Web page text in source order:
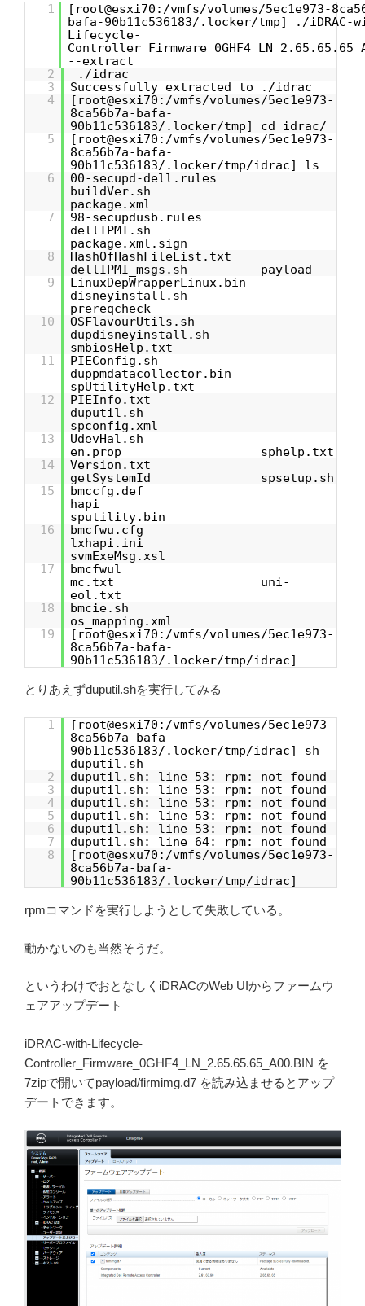
1
[root@esxi70:/vmfs/volumes/5ec1e973-
bafa-90b11c536183/.locker/tmp] ./iDRAC-
Lifecycle-
--extract
2
./idrac
3
Successfully extracted to ./idrac
4
[root@esxi70:/vmfs/volumes/5ec1e973-
8ca56b7a-bafa-
90b11c536183/.locker/tmp] cd idrac/
5
[root@esxi70:/vmfs/volumes/5ec1e973-
8ca56b7a-bafa-
90b11c536183/.locker/tmp/idrac] ls
6
00-secupd-dell.rules
buildVer.sh
package.xml
7
98-secupdusb.rules
dellIPMI.sh
package.xml.sign
8
HashOfHashFileList.txt
dellIPMI_msgs.sh payload
9
LinuxDepWrapperLinux.bin
disneyinstall.sh
prereqcheck
10
OSFlavourUtils.sh
dupdisneyinstall.sh
smbiosHelp.txt
11
PIEConfig.sh
duppmdatacollector.bin
spUtilityHelp.txt
12
PIEInfo.txt
duputil.sh
spconfig.xml
13
UdevHal.sh
en.prop sphelp.txt
14
Version.txt
getSystemId spsetup.sh
15
bmccfg.def
hapi
sputility.bin
16
bmcfwu.cfg
lxhapi.ini
svmExeMsg.xsl
17
bmcfwul
mc.txt uni-
eol.txt
18
bmcie.sh
os_mapping.xml
19
[root@esxi70:/vmfs/volumes/5ec1e973-
8ca56b7a-bafa-
90b11c536183/.locker/tmp/idrac]
とりあえずduputil.shを実行してみる
1
[root@esxi70:/vmfs/volumes/5ec1e973-
8ca56b7a-bafa-
90b11c536183/.locker/tmp/idrac] sh
duputil.sh
2
duputil.sh: line 53: rpm: not found
3
duputil.sh: line 53: rpm: not found
4
duputil.sh: line 53: rpm: not found
5
duputil.sh: line 53: rpm: not found
6
duputil.sh: line 53: rpm: not found
7
duputil.sh: line 64: rpm: not found
8
[root@esxu70:/vmfs/volumes/5ec1e973-
8ca56b7a-bafa-
90b11c536183/.locker/tmp/idrac]
rpmコマンドを実行しようとして失敗している。
動かないのも当然そうだ。
というわけでおとなしくiDRACのWeb UIからファームウ
ェアアップデート
iDRAC-with-Lifecycle-
Controller_Firmware_0GHF4_LN_2.65.65.65_A00.BIN を
7zipで開いてpayload/firmimg.d7 を読み込ませるとアップ
デートできます。